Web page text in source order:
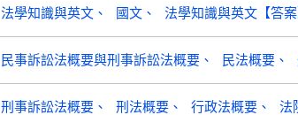
法學知識與英文 國文 法學知識與英文【答案
民事訴訟法概要與刑事訴訟法概要 民法概要
刑事訴訟法概要 刑法概要 行政法概要 法